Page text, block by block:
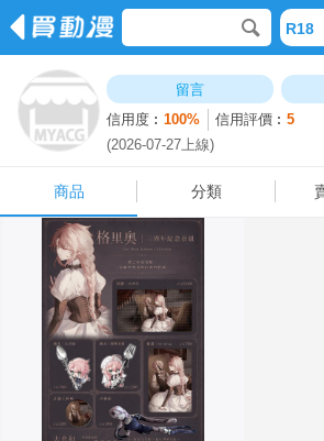
R18
留言
信用度︰100% 信用評價︰5
(2026-07-27上線)
商品 分類
商品 分類